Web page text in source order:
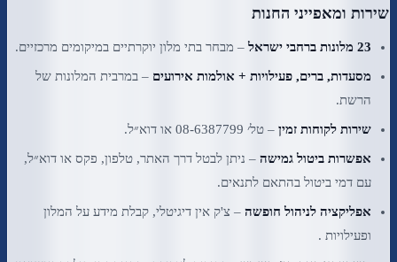
שירות ומאפייני החנות
23 מלונות ברחבי ישראל – מבחר בתי מלון יוקרתיים במיקומים מרכזיים.
מסעדות, ברים, פעילויות + אולמות אירועים – במרבית המלונות של
הרשת.
שירות לקוחות זמין – טל׳ 08-6387799 או דוא״ל.
אפשרות ביטול גמישה – ניתן לבטל דרך האתר, טלפון, פקס או דוא״ל,
עם דמי ביטול בהתאם לתנאים.
אפליקציה לניהול חופשה – צ'ק אין דיגיטלי, קבלת מידע על המלון
ופעילויות .